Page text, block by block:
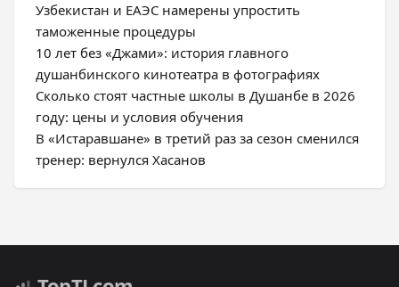
Узбекистан и ЕАЭС намерены упростить
таможенные процедуры
10 лет без «Джами»: история главного
душанбинского кинотеатра в фотографиях
Сколько стоят частные школы в Душанбе в 2026
году: цены и условия обучения
В «Истаравшане» в третий раз за сезон сменился
тренер: вернулся Хасанов